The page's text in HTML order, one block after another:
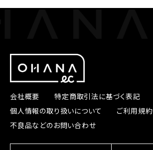
会社概要
特定商取引法に基づく表記
個人情報の取り扱いについて
ご利用規約
不良品などのお問い合わせ